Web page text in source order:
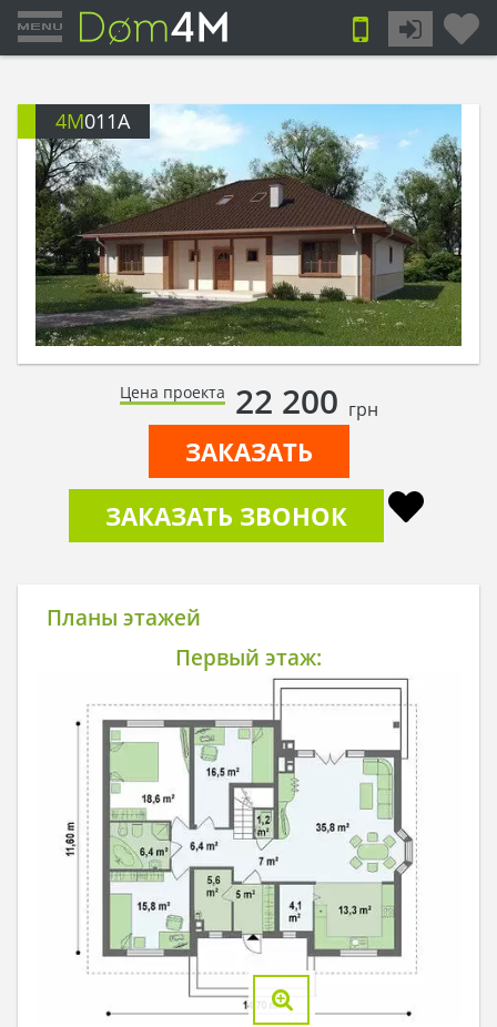
4M011A
Цена проекта 22 200 грн
ЗАКАЗАТЬ
ЗАКАЗАТЬ ЗВОНОК
Планы этажей
Первый этаж: